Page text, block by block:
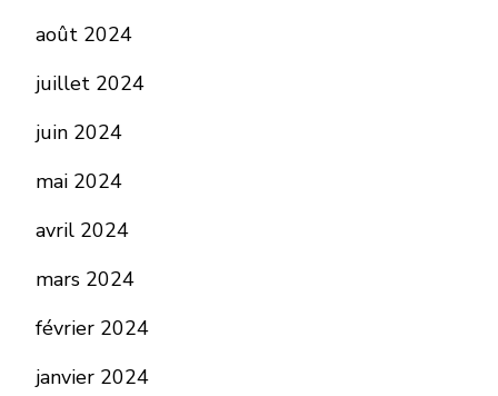
août 2024
juillet 2024
juin 2024
mai 2024
avril 2024
mars 2024
février 2024
janvier 2024